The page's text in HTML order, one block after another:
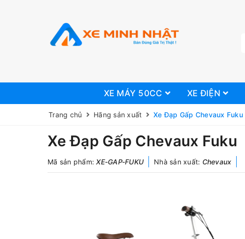
XE MÁY 50CC XE ĐIỆN
Trang chủ Hãng sản xuất Xe Đạp Gấp Chevaux Fuku
Xe Đạp Gấp Chevaux Fuku
Mã sản phẩm:XE-GAP-FUKU Nhà sản xuất: Chevaux